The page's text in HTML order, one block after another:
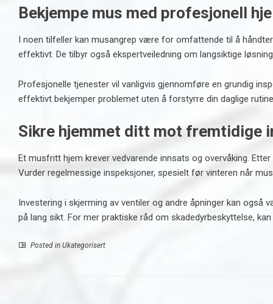
Bekjempe mus med profesjonell
I noen tilfeller kan musangrep være for omfattende til å
effektivt. De tilbyr også ekspertveiledning om langsiktige
Profesjonelle tjenester vil vanligvis gjennomføre en grundig
effektivt bekjemper problemet uten å forstyrre din daglige
Sikre hjemmet ditt mot fremtidige
Et musfritt hjem krever vedvarende innsats og overvåking.
Vurder regelmessige inspeksjoner, spesielt før vinteren når
Investering i skjerming av ventiler og andre åpninger kan
på lang sikt. For mer praktiske råd om skadedyrbeskyttelse,
Posted in Ukategorisert